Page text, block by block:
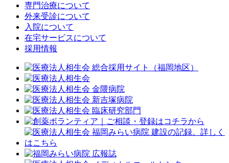
専門治療について
外来受診について
入院について
在宅サービスについて
採用情報